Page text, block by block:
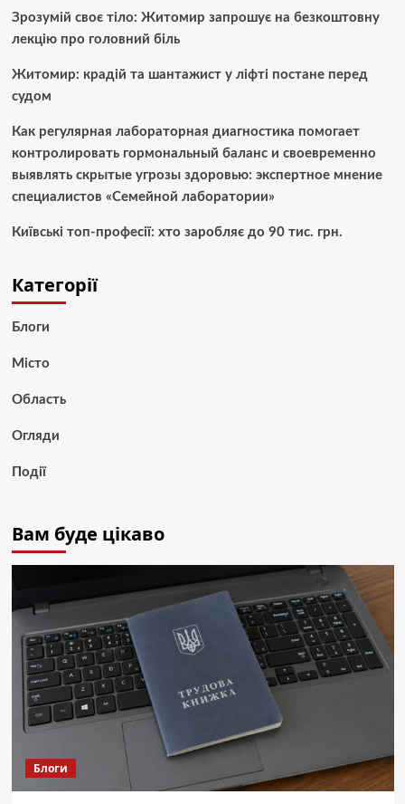
Зрозумій своє тіло: Житомир запрошує на безкоштовну
лекцію про головний біль
Житомир: крадій та шантажист у ліфті постане перед
судом
Как регулярная лабораторная диагностика помогает
контролировать гормональный баланс и своевременно
выявлять скрытые угрозы здоровью: экспертное мнение
специалистов «Семейной лаборатории»
Київські топ-професії: хто заробляє до 90 тис. грн.
Категорії
Блоги
Місто
Область
Огляди
Події
Вам буде цікаво
Блоги